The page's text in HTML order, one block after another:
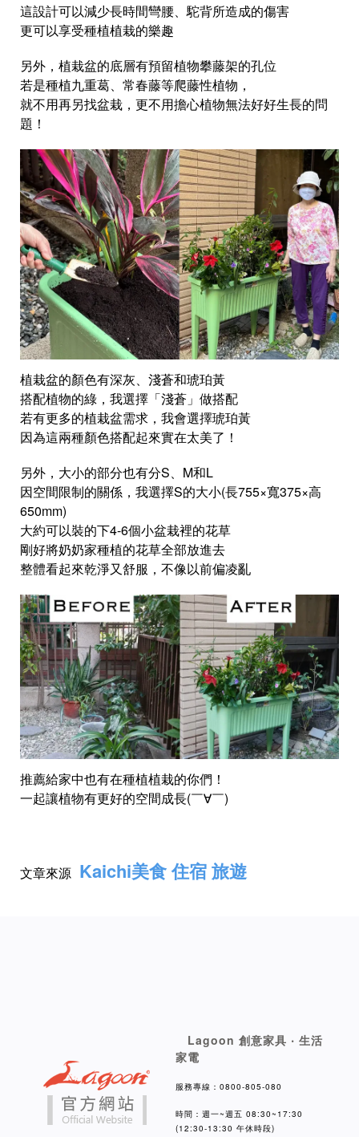
這設計可以減少長時間彎腰、駝背所造成的傷害
更可以享受種植植栽的樂趣
另外，植栽盆的底層有預留植物攀藤架的孔位
若是種植九重葛、常春藤等爬藤性植物，
就不用再另找盆栽，更不用擔心植物無法好好生長的問
題！
植栽盆的顏色有深灰、淺蒼和琥珀黃
搭配植物的綠，我選擇「淺蒼」做搭配
若有更多的植栽盆需求，我會選擇琥珀黃
因為這兩種顏色搭配起來實在太美了！
另外，大小的部分也有分S、M和L
因空間限制的關係，我選擇S的大小(長755×寬375×高
650mm)
大約可以裝的下4-6個小盆栽裡的花草
剛好將奶奶家種植的花草全部放進去
整體看起來乾淨又舒服，不像以前偏凌亂
推薦給家中也有在種植植栽的你們！
一起讓植物有更好的空間成長(￣∀￣)
文章來源 Kaichi美食 住宿 旅遊
Lagoon 創意家具 ‧ 生活
家電
服務專線：0800-805-080
時間：週一~週五 08:30~17:30
(12:30-13:30 午休時段)